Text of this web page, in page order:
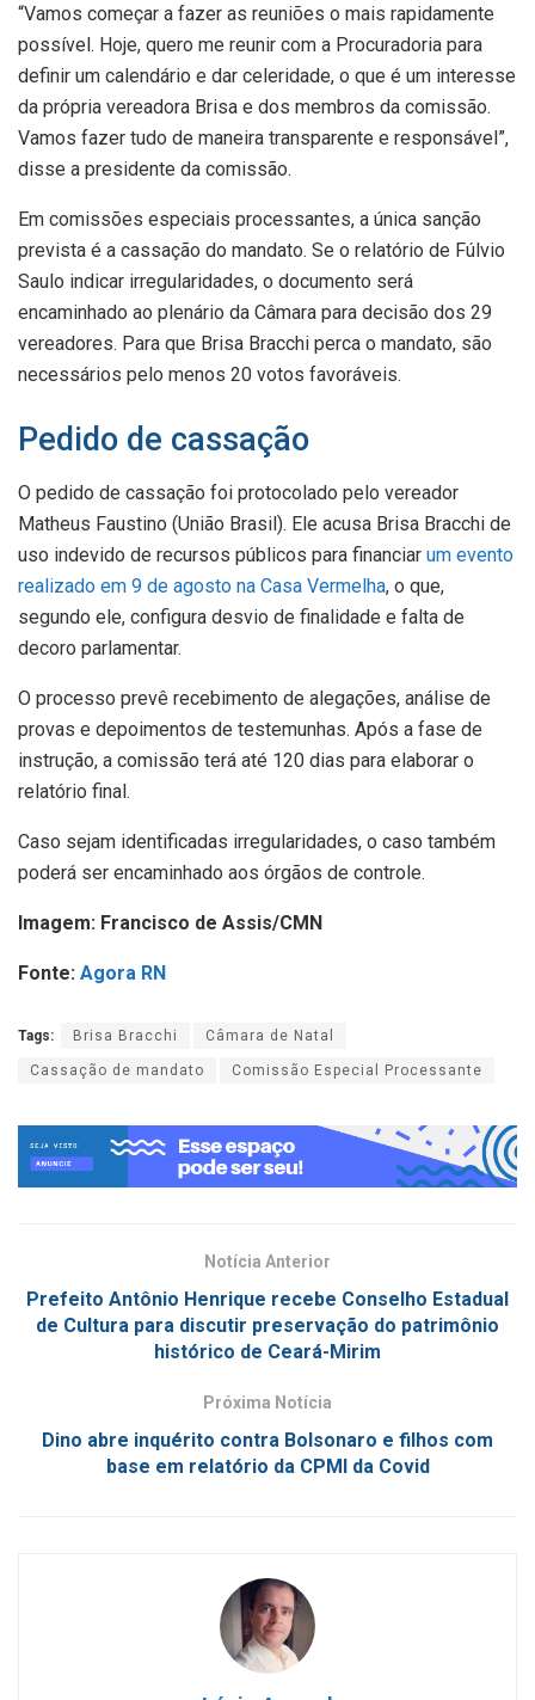
“Vamos começar a fazer as reuniões o mais rapidamente
possível. Hoje, quero me reunir com a Procuradoria para
definir um calendário e dar celeridade, o que é um interesse
da própria vereadora Brisa e dos membros da comissão.
Vamos fazer tudo de maneira transparente e responsável”,
disse a presidente da comissão.
Em comissões especiais processantes, a única sanção
prevista é a cassação do mandato. Se o relatório de Fúlvio
Saulo indicar irregularidades, o documento será
encaminhado ao plenário da Câmara para decisão dos 29
vereadores. Para que Brisa Bracchi perca o mandato, são
necessários pelo menos 20 votos favoráveis.
Pedido de cassação
O pedido de cassação foi protocolado pelo vereador
Matheus Faustino (União Brasil). Ele acusa Brisa Bracchi de
uso indevido de recursos públicos para financiar um evento
realizado em 9 de agosto na Casa Vermelha, o que,
segundo ele, configura desvio de finalidade e falta de
decoro parlamentar.
O processo prevê recebimento de alegações, análise de
provas e depoimentos de testemunhas. Após a fase de
instrução, a comissão terá até 120 dias para elaborar o
relatório final.
Caso sejam identificadas irregularidades, o caso também
poderá ser encaminhado aos órgãos de controle.
Imagem: Francisco de Assis/CMN
Fonte: Agora RN
Tags: Brisa Bracchi Câmara de Natal
Cassação de mandato Comissão Especial Processante
Notícia Anterior
Prefeito Antônio Henrique recebe Conselho Estadual
de Cultura para discutir preservação do patrimônio
histórico de Ceará-Mirim
Próxima Notícia
Dino abre inquérito contra Bolsonaro e filhos com
base em relatório da CPMI da Covid